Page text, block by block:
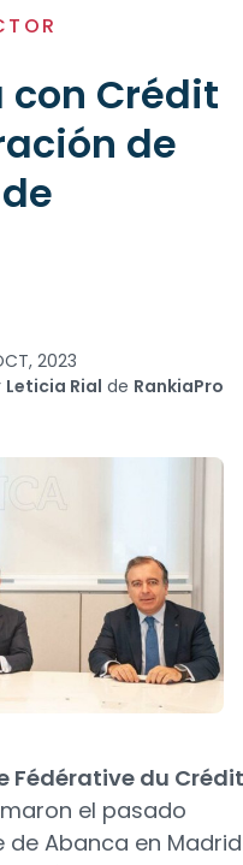
Crédit
de
2023
Leticia Rial de RankiaPro
Fédérative du Crédit
el pasado
de Abanca en Madrid